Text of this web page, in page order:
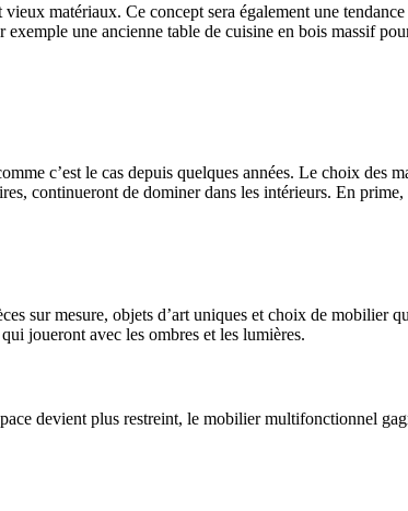
matériaux. Ce concept sera également une
exemple une ancienne table de cuisine en bois massif
c’est le cas depuis quelques années. Le choix des
continueront de dominer dans les intérieurs. En
sur mesure, objets d’art uniques et choix de
joueront avec les ombres et les lumières.
devient plus restreint, le mobilier multifonctionnel